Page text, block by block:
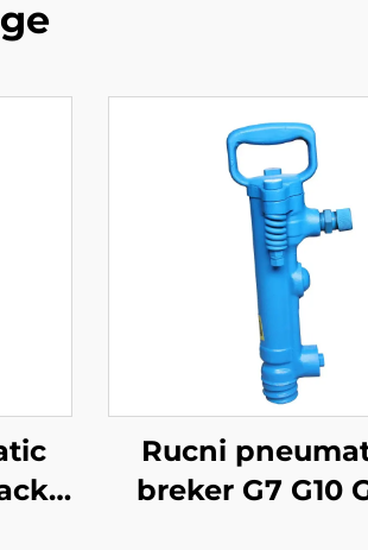
Rucni
breker G7 G10